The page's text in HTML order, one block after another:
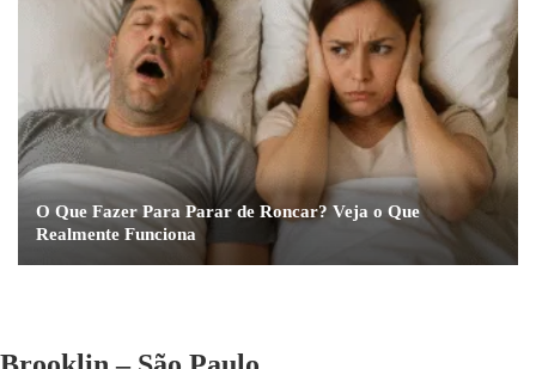
O Que Fazer Para Parar de Roncar? Veja o Que
Realmente Funciona